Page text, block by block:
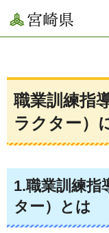
宮崎県
職業訓練指
ラクター）
1.職業訓練指
ター）とは